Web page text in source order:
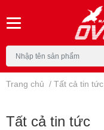
Trang chủ / Tất cả tin tức
Tất cả tin tức